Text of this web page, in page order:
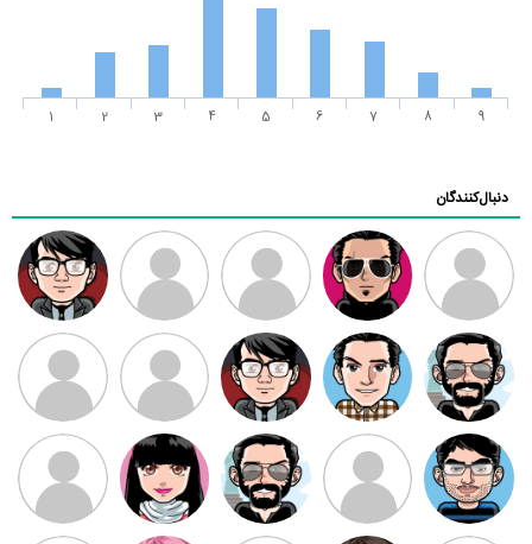
1 2 3 4 5 6 7 8 9
دنبال‌کنندگان
ممدرضا رضا کاظمی زهرا ~ ابتین
سید محمد
موسوی
مهدی فرهمند مهدی سلطانی داود رضیی
طرفدار میلی
بابی براون
کیوان کیانی